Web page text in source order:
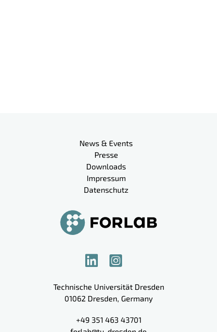
News & Events
Presse
Downloads
Impressum
Datenschutz
Technische Universität Dresden
01062 Dresden, Germany
+49 351 463 43701